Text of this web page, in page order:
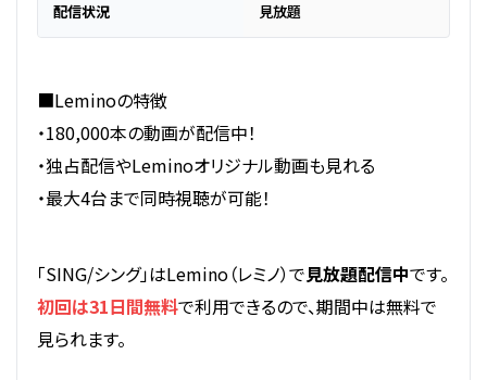
配信状況 見放題
■Leminoの特徴
・180,000本の動画が配信中！
・独占配信やLeminoオリジナル動画も見れる
・最大4台まで同時視聴が可能！
「SING/シング」はLemino（レミノ）で見放題配信中です。
初回は31日間無料で利用できるので、期間中は無料で
見られます。